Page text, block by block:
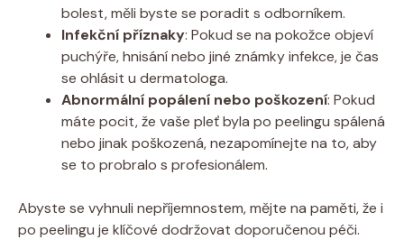
bolest, měli byste se poradit s odborníkem.
Infekční příznaky: Pokud se na pokožce objeví
puchýře, hnisání nebo jiné známky infekce, je čas
se ohlásit u dermatologa.
Abnormální popálení nebo poškození: Pokud
máte pocit, že vaše pleť byla po peelingu spálená
nebo jinak poškozená, nezapomínejte na to, aby
se to probralo s profesionálem.
Abyste se vyhnuli nepříjemnostem, mějte na paměti, že i
po peelingu je klíčové dodržovat doporučenou péči.